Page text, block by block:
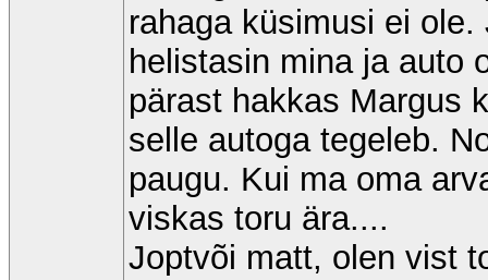
rahaga küsimusi ei
helistasin mina ja auto
pärast hakkas Margus
selle autoga tegeleb.
paugu. Kui ma oma
viskas toru ära....
Joptvõi matt, olen vist